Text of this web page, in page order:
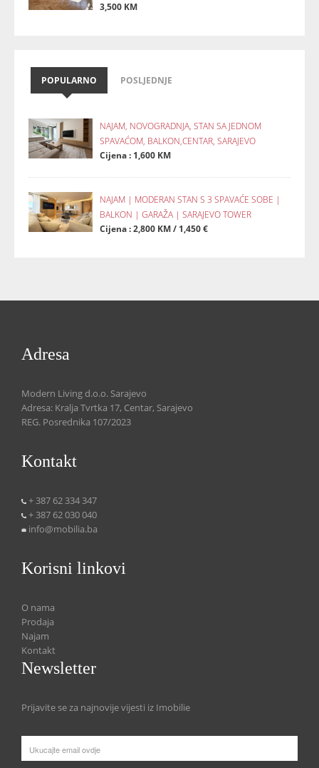
3,500 KM
POPULARNO POSLJEDNJE
NAJAM, NOVOGRADNJA, STAN SA JEDNOM
SPAVAĆOM, BALKON,CENTAR, SARAJEVO
Cijena : 1,600 KM
NAJAM | MODERAN STAN S 3 SPAVAĆE SOBE |
BALKON | GARAŽA | SARAJEVO TOWER
Cijena : 2,800 KM / 1,450 €
Adresa
Modern Living d.o.o. Sarajevo
Adresa: Kralja Tvrtka 17, Centar, Sarajevo
REG. Posrednika 107/2023
Kontakt
+ 387 62 334 347
+ 387 62 030 040
info@mobilia.ba
Korisni linkovi
O nama
Prodaja
Najam
Kontakt
Newsletter
Prijavite se za najnovije vijesti iz Imobilie